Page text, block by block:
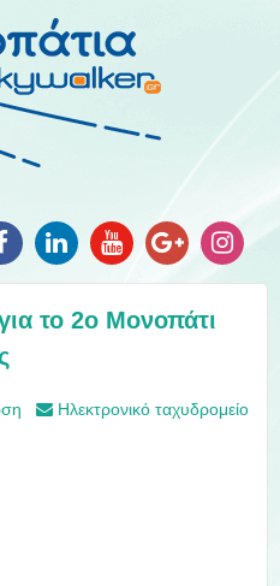
Ανάπτυξης
το 2ο Μονοπάτι
Ηλεκτρονικό ταχυδρομείο